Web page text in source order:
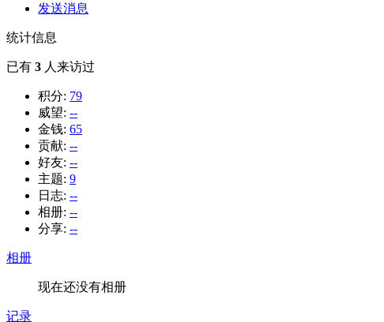
发送消息
统计信息
已有 3 人来访过
积分: 79
威望: --
金钱: 65
贡献: --
好友: --
主题: 9
日志: --
相册: --
分享: --
相册
现在还没有相册
记录